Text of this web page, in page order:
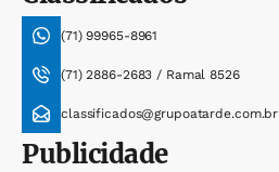
(71) 99965-8961
(71) 2886-2683 / Ramal 8526
classificados@grupoatarde.com.br
Publicidade